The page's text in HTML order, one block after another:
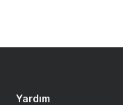
Yardım